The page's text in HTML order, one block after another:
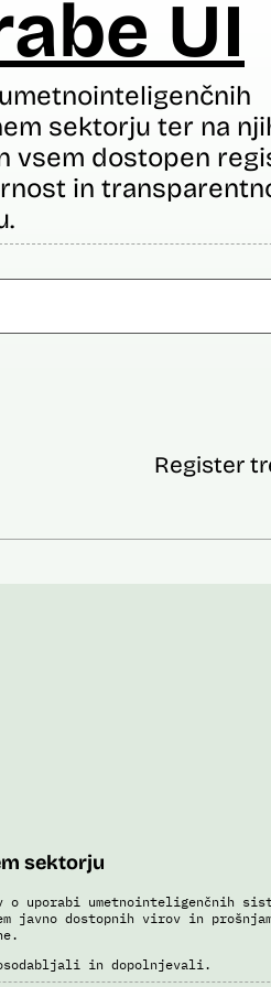
UI
sektorju ter na
vsem dostopen
in
Register
sektorju
uporabi umetnointeligenčnih
javno dostopnih virov in
in dopolnjevali.